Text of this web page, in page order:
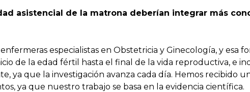
asistencial de la matrona deberían integrar más
especialistas en Obstetricia y Ginecología, y esa
de la edad fértil hasta el final de la vida reproductiva, e
que la investigación avanza cada día. Hemos recibido
ya que nuestro trabajo se basa en la evidencia científica.